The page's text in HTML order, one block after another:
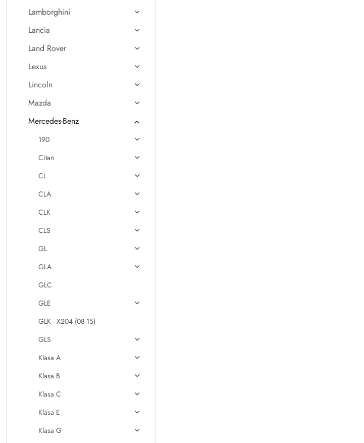
Lamborghini
Lancia
Land Rover
Lexus
Lincoln
Mazda
Mercedes-Benz
190
Citan
CL
CLA
CLK
CLS
GL
GLA
GLC
GLE
GLK - X204 (08-15)
GLS
Klasa A
Klasa B
Klasa C
Klasa E
Klasa G